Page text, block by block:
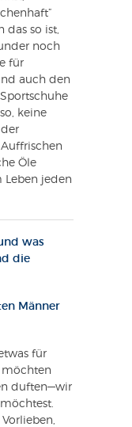
das so ist,
noch
für
auch den
keine
Öle
Leben jeden
was
die
Männer
für
möchten
duften—wir